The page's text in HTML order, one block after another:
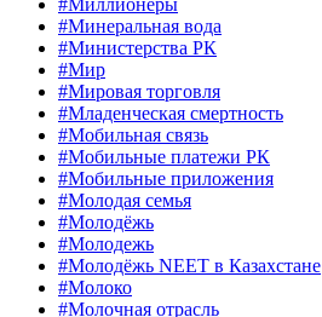
#Минеральная вода
#Министерства РК
#Мир
#Мировая торговля
#Младенческая смертность
#Мобильная связь
#Мобильные платежи РК
#Мобильные приложения
#Молодая семья
#Молодёжь
#Молодежь
#Молодёжь NEET в Казахстане
#Молоко
#Молочная отрасль